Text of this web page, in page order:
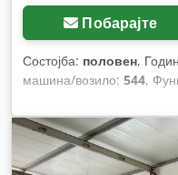
Побарајте
Состојба: половен,
машина/возило: 544,